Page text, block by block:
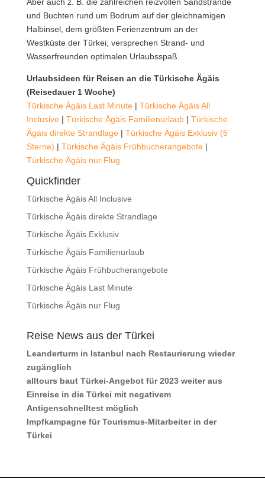
und Buchten rund um Bodrum auf der gleichnamigen
Halbinsel, dem größten Ferienzentrum an der
Westküste der Türkei, versprechen Strand- und
Wasserfreunden optimalen Urlaubsspaß.
Urlaubsideen für Reisen an die Türkische Ägäis
(Reisedauer 1 Woche)
Türkische Ägäis Last Minute| Türkische Ägäis All
Inclusive| Türkische Ägäis Familienurlaub| Türkische
Ägäis direkte Strandlage| Türkische Ägäis Exklusiv (5
Sterne) | Türkische Ägäis Frühbucherangebote|
Türkische Ägäis nur Flug
Quickfinder
Türkische Ägäis All Inclusive
Türkische Ägäis direkte Strandlage
Türkische Ägäis Exklusiv
Türkische Ägäis Familienurlaub
Türkische Ägäis Frühbucherangebote
Türkische Ägäis Last Minute
Türkische Ägäis nur Flug
Reise News aus der Türkei
Leanderturm in Istanbul nach Restaurierung wieder
zugänglich
alltours baut Türkei-Angebot für 2023 weiter aus
Einreise in die Türkei mit negativem
Antigenschnelltest möglich
Impfkampagne für Tourismus-Mitarbeiter in der
Türkei